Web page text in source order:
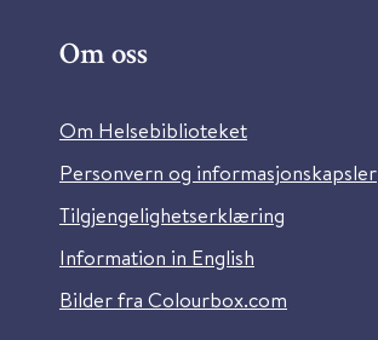
Om oss
Om Helsebiblioteket
Personvern og informasjonskapsler
Tilgjengelighetserklæring
Information in English
Bilder fra Colourbox.com